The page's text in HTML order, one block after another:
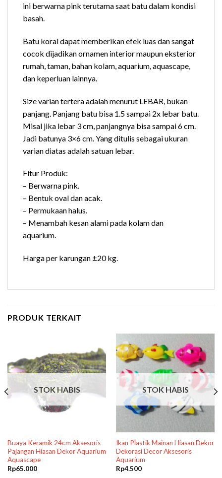
ini berwarna pink terutama saat batu dalam kondisi
basah.
Batu koral dapat memberikan efek luas dan sangat
cocok dijadikan ornamen interior maupun eksterior
rumah, taman, bahan kolam, aquarium, aquascape,
dan keperluan lainnya.
Size varian tertera adalah menurut LEBAR, bukan
panjang. Panjang batu bisa 1.5 sampai 2x lebar batu.
Misal jika lebar 3 cm, panjangnya bisa sampai 6 cm.
Jadi batunya 3×6 cm. Yang ditulis sebagai ukuran
varian diatas adalah satuan lebar.
Fitur Produk:
– Berwarna pink.
– Bentuk oval dan acak.
– Permukaan halus.
– Menambah kesan alami pada kolam dan
aquarium.
Harga per karungan ±20 kg.
PRODUK TERKAIT
STOK HABIS
Buaya Keramik 24cm Aksesoris
Pajangan Hiasan Dekor Aquarium
Aquascape
Rp65.000
STOK HABIS
Ikan Plastik Mainan Hiasan Dekor
Dekorasi Decor Aksesoris
Aquarium
Rp4.500